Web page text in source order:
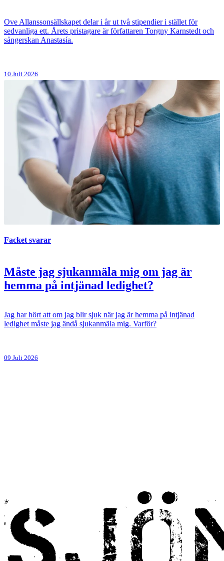
Ove Allanssonsällskapet delar i år ut två stipendier i stället för
sedvanliga ett. Årets pristagare är författaren Torgny Karnstedt och
sångerskan Anastasía.
10 Juli 2026
Facket svarar
Måste jag sjukanmäla mig om jag är
hemma på intjänad ledighet?
Jag har hört att om jag blir sjuk när jag är hemma på intjänad
ledighet måste jag ändå sjukanmäla mig. Varför?
09 Juli 2026